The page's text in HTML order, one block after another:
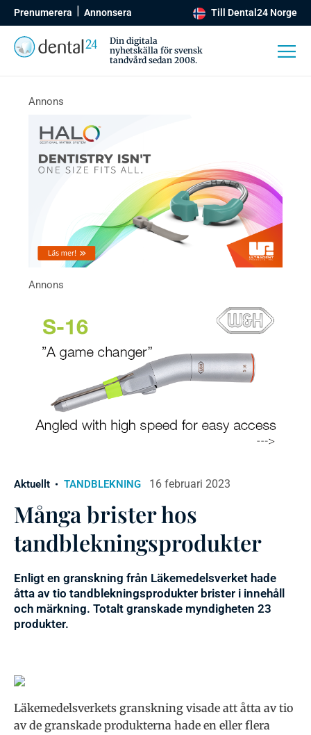
Prenumerera Annonsera Till Dental24 Norge
Din digitala
nyhetskälla för svensk
tandvård sedan 2008.
Aktuellt TANDBLEKNING 16 februari 2023
Många brister hos
tandblekningsprodukter
Enligt en granskning från Läkemedelsverket hade
åtta av tio tandblekningsprodukter brister i innehåll
och märkning. Totalt granskade myndigheten 23
produkter.
Läkemedelsverkets granskning visade att åtta av tio
av de granskade produkterna hade en eller flera